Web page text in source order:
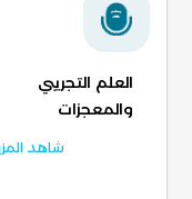
العلم التجريبي
والمعجزات
شاهد